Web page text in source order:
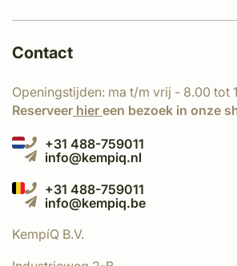
Contact
Openingstijden: ma t/m vrij - 8.00 tot
Reserveer hier een bezoek in onze
+31 488-759011
info@kempiq.nl
+31 488-759011
info@kempiq.be
KempíQ B.V.